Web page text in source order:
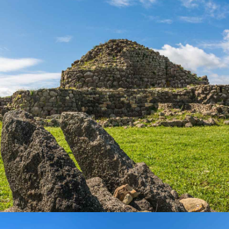
typische "Carta Carasau" (Notenpapier), ein hauchdünnes
und knuspriges Fladenbrot, hervor: Es ist ein ganz
besonderes Brot aus uralter Zeit, das für gewöhnlich mit
Käse gegessen oder in eine Brühe gebröckelt wird. Es wird
gefolgt von deftigen und geschmackvollen Antipasti wie
gemischtem Wurstaufschnitt und sardischem Pecorinokäse,
Oliven in Salzlake und frischem Gemüse. Diese Antipasti
können durch Meeresfrüchte abgelöst werden wie
Muscheln, Krebse, Napfschnecken, Seeigel, Langusten und
Rogen von der Meeräsche.
Von den Vorspeisen sind vor allem die Malloreddus (Nudeln
in Muschelform) hervorzuheben, die mit einer Soße aus
frischen Tomaten, Salami und geriebenem Pecorinokäse
serviert werden, sowie die Suppa Cuata (altbackenes Brot,
Pecorino, Fleischbrühe und Kräuter, im Ofen überbacken)
und die Culurgionis (quadratische, rechteckige oder runde
Ravioli aus Hartweizengrieß, die mit Ricotta und Mangold
oder mit Kartoffeln, Käse und Safran gefüllt sind).
Bei den Hauptspeisen nimmt das so genannte Porceddu
(auf Holzkohle gegrilltes Schweinefleisch, das auf